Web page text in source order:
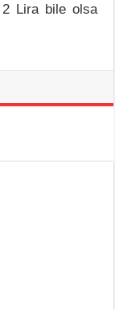
Lira bile olsa